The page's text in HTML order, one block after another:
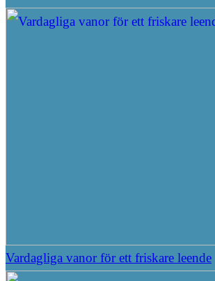
Vardagliga vanor för ett friskare leende